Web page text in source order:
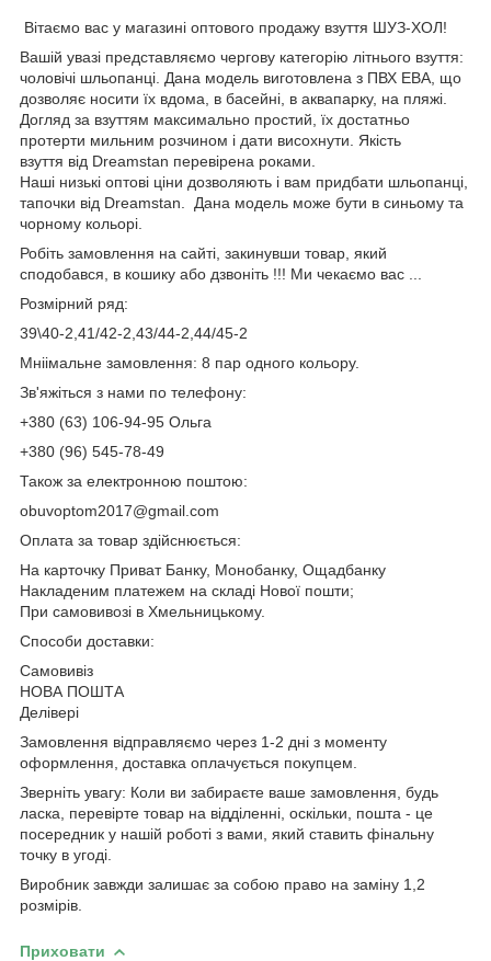
Вітаємо вас у магазині оптового продажу взуття ШУЗ-ХОЛ!
Вашій увазі представляємо чергову категорію літнього взуття:
чоловічі шльопанці. Дана модель виготовлена ​​з ПВХ ЕВА, що
дозволяє носити їх вдома, в басейні, в аквапарку, на пляжі.
Догляд за взуттям максимально простий, їх достатньо
протерти мильним розчином і дати висохнути. Якість
взуття від Dreamstan перевірена роками.
Наші низькі оптові ціни дозволяють і вам придбати шльопанці,
тапочки від Dreamstan. Дана модель може бути в синьому та
чорному кольорі.
Робіть замовлення на сайті, закинувши товар, який
сподобався, в кошику або дзвоніть !!! Ми чекаємо вас ...
Розмірний ряд:
39\40-2,41/42-2,43/44-2,44/45-2
Мніімальне замовлення: 8 пар одного кольору.
Зв'яжіться з нами по телефону:
+380 (63) 106-94-95 Ольга
+380 (96) 545-78-49
Також за електронною поштою:
obuvoptom2017@gmail.com
Оплата за товар здійснюється:
На карточку Приват Банку, Монобанку, Ощадбанку
Накладеним платежем на складі Нової пошти;
При самовивозі в Хмельницькому.
Способи доставки:
Самовивіз
НОВА ПОШТА
Делівері
Замовлення відправляємо через 1-2 дні з моменту
оформлення, доставка оплачується покупцем.
Зверніть увагу: Коли ви забираєте ваше замовлення, будь
ласка, перевірте товар на відділенні, оскільки, пошта - це
посередник у нашій роботі з вами, який ставить фінальну
точку в угоді.
Виробник завжди залишає за собою право на заміну 1,2
розмірів.
Приховати